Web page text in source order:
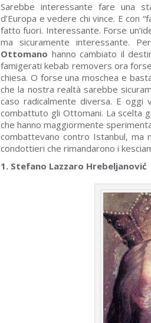
Sarebbe interessante fare una
d’Europa e vedere chi vince. E con
fatto fuori. Interessante. Forse
ma sicuramente interessante.
Ottomano hanno cambiato il
famigerati kebab removers ora
chiesa. O forse una moschea e
che la nostra realtà sarebbe
caso radicalmente diversa. E
combattuto gli Ottomani. La scelta
che hanno maggiormente
combattevano contro Istanbul, ma
condottieri che rimandarono i
1. Stefano Lazzaro Hrebeljanović